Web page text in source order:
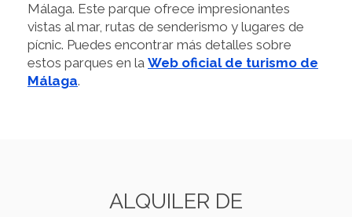
Málaga. Este parque ofrece impresionantes
vistas al mar, rutas de senderismo y lugares de
pícnic. Puedes encontrar más detalles sobre
estos parques en la Web oficial de turismo de
Málaga.
ALQUILER DE